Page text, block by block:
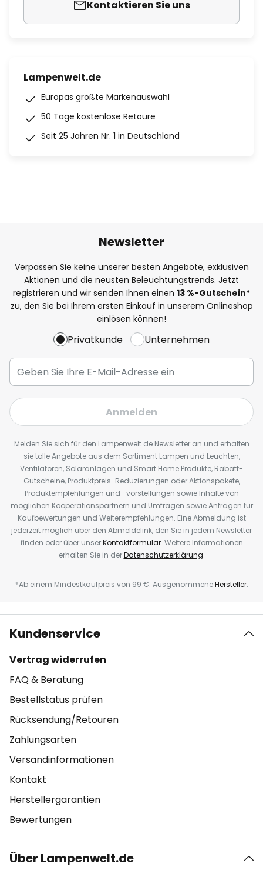
Kontaktieren Sie uns
Lampenwelt.de
Europas größte Markenauswahl
50 Tage kostenlose Retoure
Seit 25 Jahren Nr. 1 in Deutschland
Newsletter
Verpassen Sie keine unserer besten Angebote, exklusiven
Aktionen und die neusten Beleuchtungstrends. Jetzt
registrieren und wir senden Ihnen einen 13 %-Gutschein*
zu, den Sie bei Ihrem ersten Einkauf in unserem Onlineshop
einlösen können!
Privatkunde Unternehmen
Anmelden
Melden Sie sich für den Lampenwelt.de Newsletter an und erhalten
sie tolle Angebote aus dem Sortiment Lampen und Leuchten,
Ventilatoren, Solaranlagen und Smart Home Produkte, Rabatt-
Gutscheine, Produktpreis-Reduzierungen oder Aktionspakete,
Produktempfehlungen und -vorstellungen sowie Inhalte von
möglichen Kooperationspartnern und Umfragen sowie Anfragen für
Kaufbewertungen und Weiterempfehlungen. Eine Abmeldung ist
jederzeit möglich über den Abmeldelink, den Sie in jedem Newsletter
finden oder über unserKontaktformular. Weitere Informationen
erhalten Sie in derDatenschutzerklärung.
*Ab einem Mindestkaufpreis von 99 €. AusgenommeneHersteller.
Kundenservice
Vertrag widerrufen
FAQ & Beratung
Bestellstatus prüfen
Rücksendung/Retouren
Zahlungsarten
Versandinformationen
Kontakt
Herstellergarantien
Bewertungen
Über Lampenwelt.de